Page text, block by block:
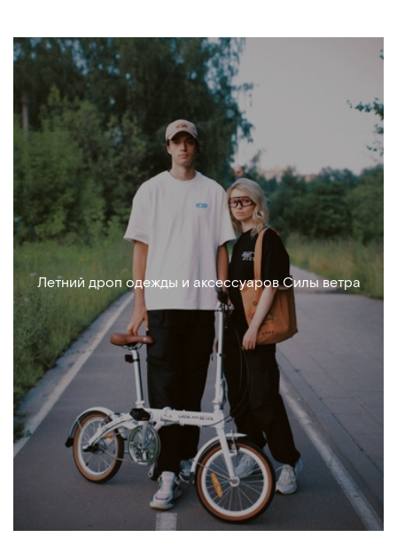
Летний дроп одежды и аксессуаров Силы ветра